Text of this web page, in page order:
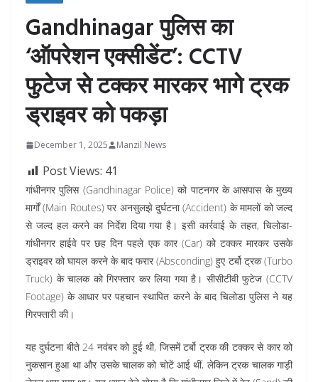
Gandhinagar पुलिस का
‘ऑपरेशन एक्सीडेंट’: CCTV
फुटेज से टक्कर मारकर भागे ट्रक
ड्राइवर को पकड़ा
December 1, 2025 Manzil News
Post Views: 41
गांधीनगर पुलिस (Gandhinagar Police) को पाटनगर के आसपास के मुख्य
मार्गों (Main Routes) पर अनसुलझे दुर्घटना (Accident) के मामलों को जल्द
से जल्द हल करने का निर्देश दिया गया है। इसी कार्रवाई के तहत, चिलोडा-
गांधीनगर हाईवे पर छह दिन पहले एक कार (Car) को टक्कर मारकर उसके
ड्राइवर को घायल करने के बाद फरार (Absconding) हुए टर्बो ट्रक (Turbo
Truck) के चालक को गिरफ्तार कर लिया गया है। सीसीटीवी फुटेज (CCTV
Footage) के आधार पर पहचान स्थापित करने के बाद चिलोडा पुलिस ने यह
गिरफ्तारी की।
यह दुर्घटना बीते 24 नवंबर को हुई थी, जिसमें टर्बो ट्रक की टक्कर से कार को
नुकसान हुआ था और उसके चालक को चोटें आई थीं, लेकिन ट्रक चालक गाड़ी